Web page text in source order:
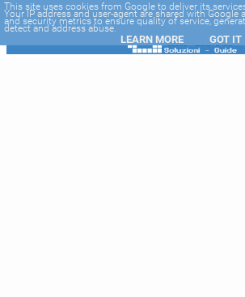
-->
This site uses cookies from Google to deliver its
Your IP address and user-agent are shared with
and security metrics to ensure quality of service,
detect and address abuse.
LEARN MORE GOT IT